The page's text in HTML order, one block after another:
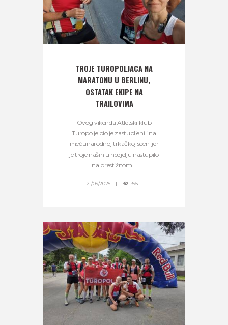
TROJE TUROPOLJACA NA
MARATONU U BERLINU,
OSTATAK EKIPE NA
TRAILOVIMA
Ovog vikenda Atletski klub
Turopolje bio je zastupljeni i na
međunarodnoj trkačkoj sceni jer
je troje naših u nedjelju nastupilo
na prestižnom...
21/09/2025 395